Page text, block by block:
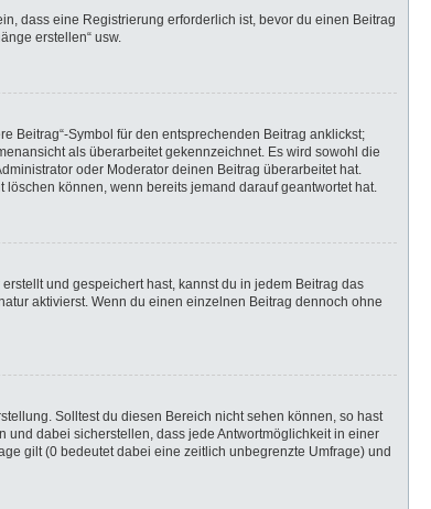
dass eine Registrierung erforderlich ist, bevor du einen Beitrag
erstellen“ usw.
Beitrag“-Symbol für den entsprechenden Beitrag anklickst;
als überarbeitet gekennzeichnet. Es wird sowohl die
oder Moderator deinen Beitrag überarbeitet hat.
können, wenn bereits jemand darauf geantwortet hat.
und gespeichert hast, kannst du in jedem Beitrag das
aktivierst. Wenn du einen einzelnen Beitrag dennoch ohne
Solltest du diesen Bereich nicht sehen können, so hast
dabei sicherstellen, dass jede Antwortmöglichkeit in einer
gilt (0 bedeutet dabei eine zeitlich unbegrenzte Umfrage) und